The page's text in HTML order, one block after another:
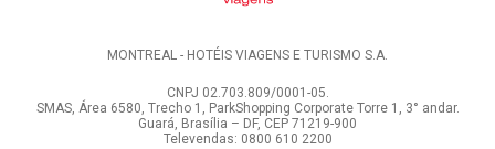
MONTREAL - HOTÉIS VIAGENS E TURISMO S.A.
CNPJ 02.703.809/0001-05.
SMAS, Área 6580, Trecho 1, ParkShopping Corporate Torre 1, 3° andar.
Guará, Brasília – DF, CEP 71219-900
Televendas: 0800 610 2200